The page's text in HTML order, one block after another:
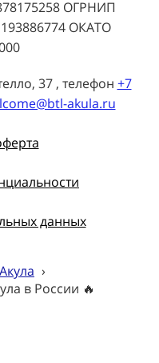
ОГРНИП
ОКАТО
37 , телефон +7
akula.ru
данных
›
в России 🔥